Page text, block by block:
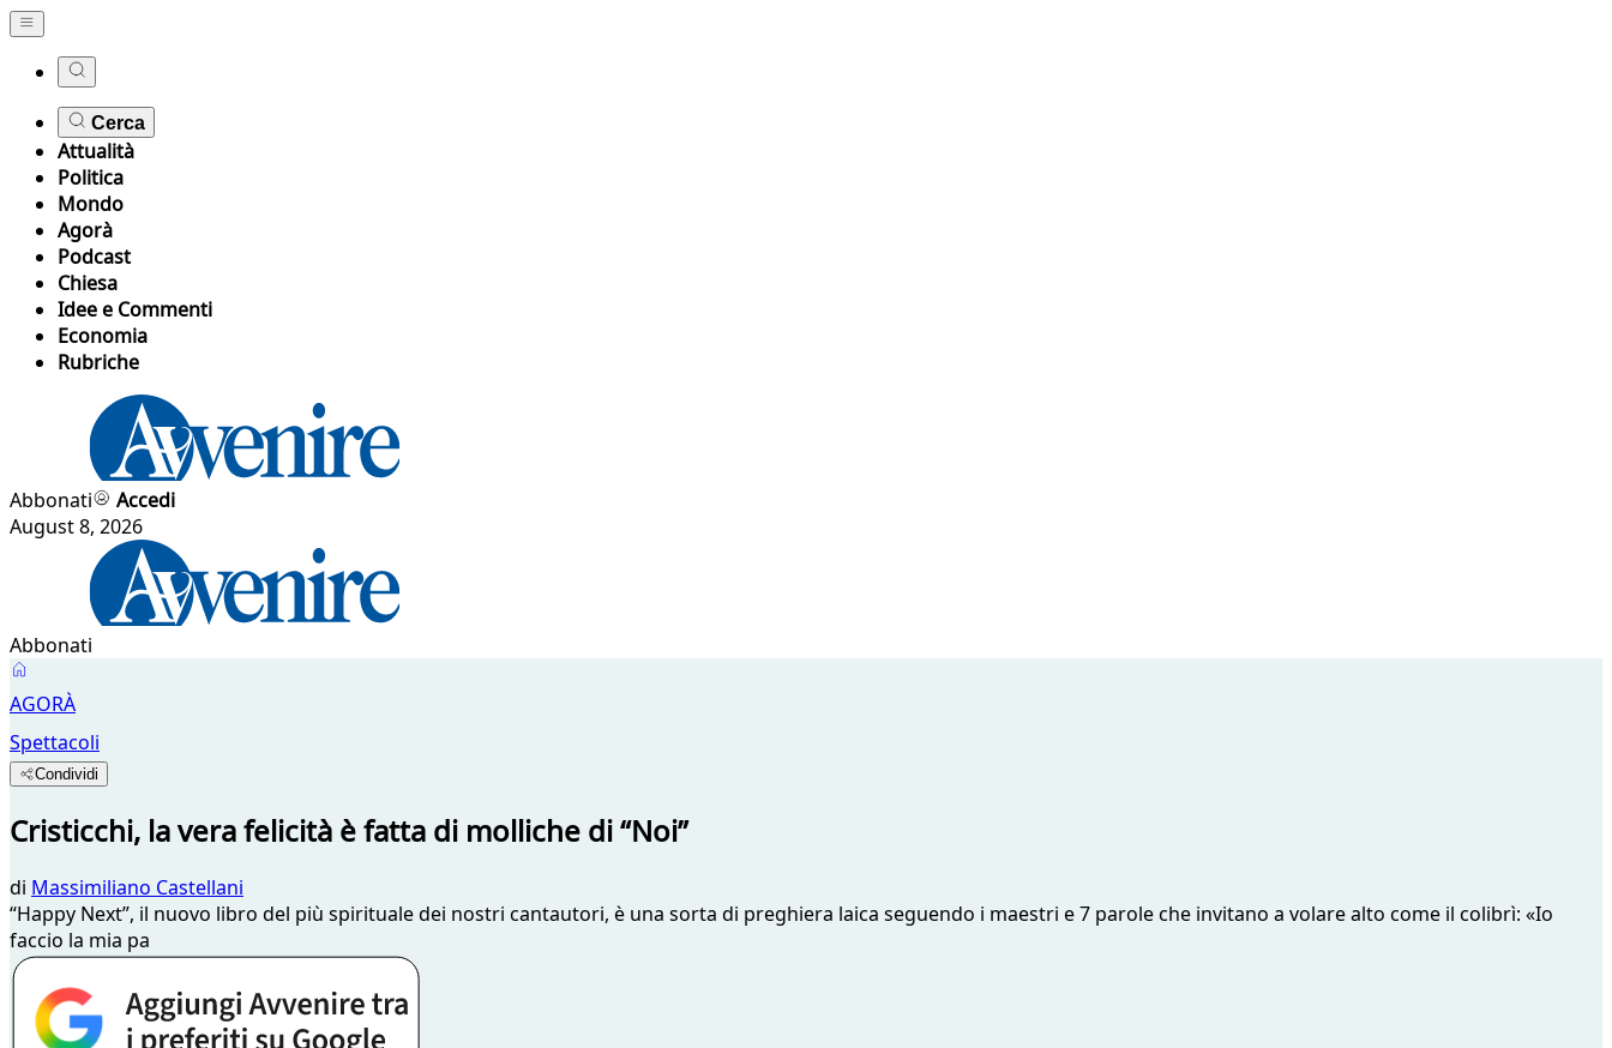
Cerca
Attualità
Politica
Mondo
Agorà
Podcast
Chiesa
Idee e Commenti
Economia
Rubriche
Abbonati
Accedi
August 8, 2026
Abbonati
AGORÀ
Spettacoli
Condividi
Cristicchi, la vera felicità è fatta di molliche di “Noi”
di Massimiliano Castellani
“Happy Next”, il nuovo libro del più spirituale dei nostri cantautori, è una sorta di preghiera laica seguendo i maestri e 7 parole che invitano a volare alto come il colibrì: «Io
faccio la mia pa